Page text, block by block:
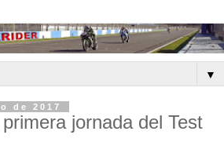
▼
de 2017
jornada del Test